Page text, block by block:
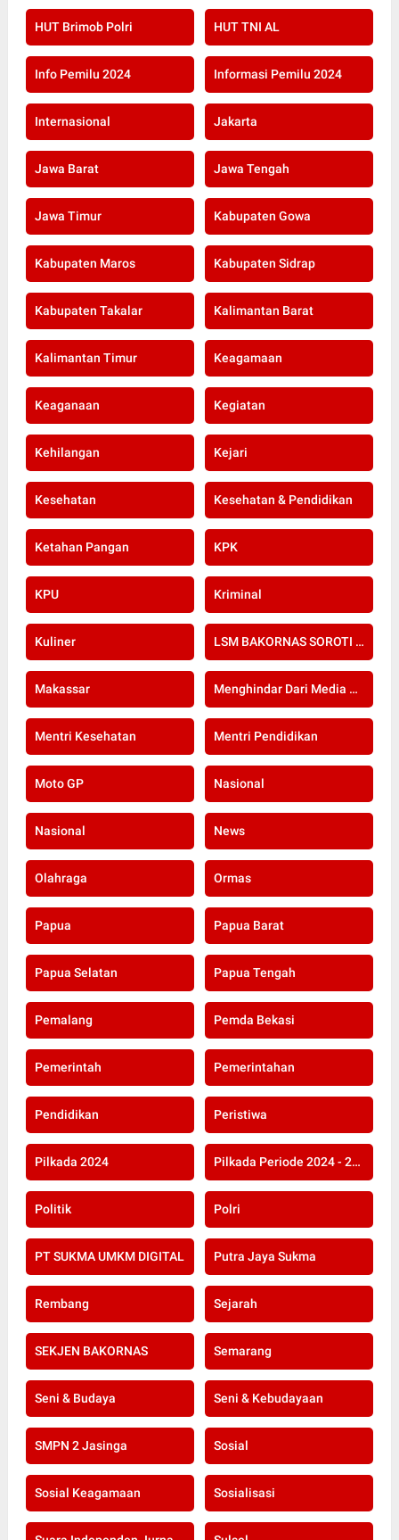
HUT Brimob Polri HUT TNI AL
Info Pemilu 2024 Informasi Pemilu 2024
Internasional Jakarta
Jawa Barat Jawa Tengah
Jawa Timur Kabupaten Gowa
Kabupaten Maros Kabupaten Sidrap
Kabupaten Takalar Kalimantan Barat
Kalimantan Timur Keagamaan
Keaganaan Kegiatan
Kehilangan Kejari
Kesehatan Kesehatan & Pendidikan
Ketahan Pangan KPK
KPU Kriminal
Kuliner LSM BAKORNAS SOROTI RE-SERTIFIKASI KOMPETENSI APOTEKER YANG DI SELENGGARAKAN OLEH KOLEGIUM FARMASI
Makassar Menghindar Dari Media Setelah Terbongkar Kasus Dugaan Gratifikasi Komisioner KPU Kota Bogor
Mentri Kesehatan Mentri Pendidikan
Moto GP Nasional
Nasional News
Olahraga Ormas
Papua Papua Barat
Papua Selatan Papua Tengah
Pemalang Pemda Bekasi
Pemerintah Pemerintahan
Pendidikan Peristiwa
Pilkada 2024 Pilkada Periode 2024 - 2029
Politik Polri
PT SUKMA UMKM DIGITAL Putra Jaya Sukma
Rembang Sejarah
SEKJEN BAKORNAS Semarang
Seni & Budaya Seni & Kebudayaan
SMPN 2 Jasinga Sosial
Sosial Keagamaan Sosialisasi